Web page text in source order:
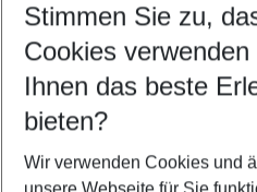
Abflughafen wählen
Beliebiger Abflughafen
Reisezeitraum wählen
09.08.26– 07.08.27 5-8
2 Erwachsene Keine
Stimmen Sie zu,
Cookies
Ihnen das beste
bieten?
Wir verwenden Cookies und